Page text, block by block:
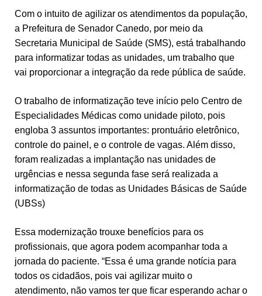
Com o intuito de agilizar os atendimentos da população,
a Prefeitura de Senador Canedo, por meio da
Secretaria Municipal de Saúde (SMS), está trabalhando
para informatizar todas as unidades, um trabalho que
vai proporcionar a integração da rede pública de saúde.
O trabalho de informatização teve início pelo Centro de
Especialidades Médicas como unidade piloto, pois
engloba 3 assuntos importantes: prontuário eletrônico,
controle do painel, e o controle de vagas. Além disso,
foram realizadas a implantação nas unidades de
urgências e nessa segunda fase será realizada a
informatização de todas as Unidades Básicas de Saúde
(UBSs)
Essa modernização trouxe benefícios para os
profissionais, que agora podem acompanhar toda a
jornada do paciente. “Essa é uma grande notícia para
todos os cidadãos, pois vai agilizar muito o
atendimento, não vamos ter que ficar esperando achar o